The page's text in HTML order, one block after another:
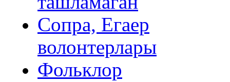
Сопра, Егаер
волонтерлары
Фольклор